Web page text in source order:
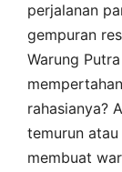
perjalanan
gempuran
Warung
rahasianya?
temurun
membuat